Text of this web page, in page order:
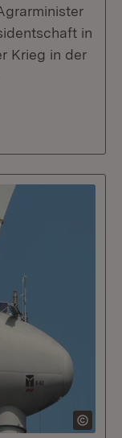
in
Krieg in der